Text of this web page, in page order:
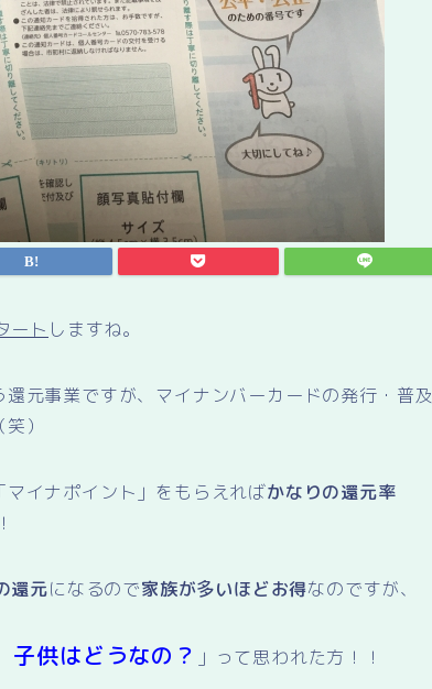
ート しますね。
元事業ですが、マイナンバーカードの発行・普及
）
イナポイント」をもらえればかなりの還元率
還元になるので家族が多いほどお得なのですが、
子供はどうなの？ 」って思われた方！！